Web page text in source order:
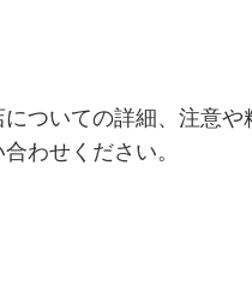
ついての詳細、注意や
わせください。